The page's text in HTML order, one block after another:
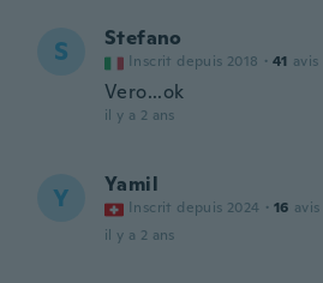
S Stefano
Inscrit depuis 2018 · 41 avis
Vero...ok
il y a 2 ans
Y Yamil
Inscrit depuis 2024 · 16 avis
il y a 2 ans